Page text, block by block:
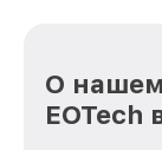
О
EOTech